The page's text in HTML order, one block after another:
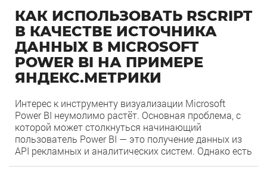
КАК ИСПОЛЬЗОВАТЬ RSCRIPT
В КАЧЕСТВЕ ИСТОЧНИКА
ДАННЫХ В MICROSOFT
POWER BI НА ПРИМЕРЕ
ЯНДЕКС.МЕТРИКИ
Интерес к инструменту визуализации Microsoft
Power BI неумолимо растёт. Основная проблема, с
которой может столкнуться начинающий
пользователь Power BI — это получение данных из
API рекламных и аналитических систем. Однако есть